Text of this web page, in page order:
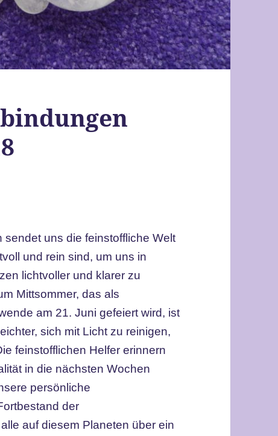
uns die feinstoffliche Welt
und rein sind, um uns in
lichtvoller und klarer zu
Mittsommer, das als
am 21. Juni gefeiert wird, ist
sich mit Licht zu reinigen,
feinstofflichen Helfer erinnern
in die nächsten Wochen
persönliche
der
auf diesem Planeten über ein